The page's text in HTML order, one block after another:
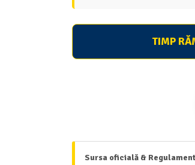
TIMP
Sursa oficială & Regulament